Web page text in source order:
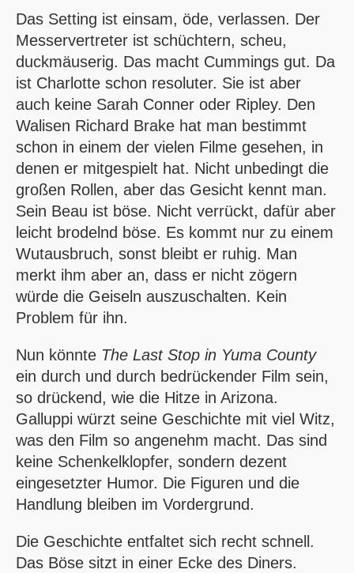
Das Setting ist einsam, öde, verlassen. Der
Messervertreter ist schüchtern, scheu,
duckmäuserig. Das macht Cummings gut. Da
ist Charlotte schon resoluter. Sie ist aber
auch keine Sarah Conner oder Ripley. Den
Walisen Richard Brake hat man bestimmt
schon in einem der vielen Filme gesehen, in
denen er mitgespielt hat. Nicht unbedingt die
großen Rollen, aber das Gesicht kennt man.
Sein Beau ist böse. Nicht verrückt, dafür aber
leicht brodelnd böse. Es kommt nur zu einem
Wutausbruch, sonst bleibt er ruhig. Man
merkt ihm aber an, dass er nicht zögern
würde die Geiseln auszuschalten. Kein
Problem für ihn.
Nun könnte The Last Stop in Yuma County
ein durch und durch bedrückender Film sein,
so drückend, wie die Hitze in Arizona.
Galluppi würzt seine Geschichte mit viel Witz,
was den Film so angenehm macht. Das sind
keine Schenkelklopfer, sondern dezent
eingesetzter Humor. Die Figuren und die
Handlung bleiben im Vordergrund.
Die Geschichte entfaltet sich recht schnell.
Das Böse sitzt in einer Ecke des Diners.